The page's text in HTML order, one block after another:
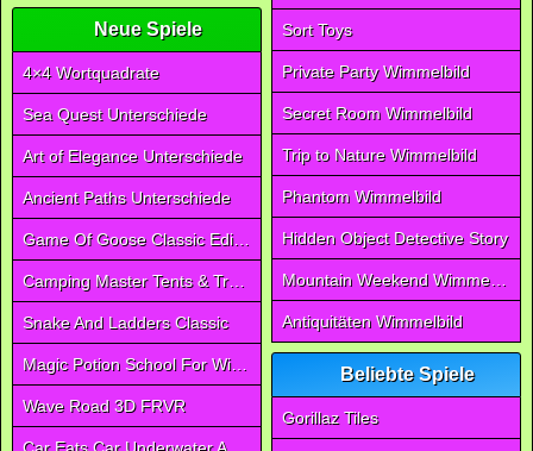
Neue Spiele
4×4 Wortquadrate
Sea Quest Unterschiede
Art of Elegance Unterschiede
Ancient Paths Unterschiede
Game Of Goose Classic Edition
Camping Master Tents & Trees
Snake And Ladders Classic
Magic Potion School For Witch
Wave Road 3D FRVR
Sort Toys
Private Party Wimmelbild
Secret Room Wimmelbild
Trip to Nature Wimmelbild
Phantom Wimmelbild
Hidden Object Detective Story
Mountain Weekend Wimmelbild
Antiquitäten Wimmelbild
Beliebte Spiele
Gorillaz Tiles